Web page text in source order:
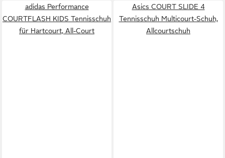
adidas Performance
COURTFLASH KIDS Tennisschuh
für Hartcourt, All-Court
Asics COURT SLIDE 4
Tennisschuh Multicourt-Schuh,
Allcourtschuh